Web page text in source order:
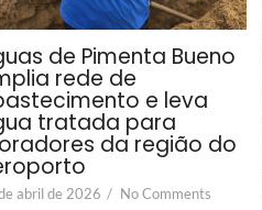
de Pimenta Bueno
rede de
e leva
tratada para
da região do
abril de 2026 / No Comments